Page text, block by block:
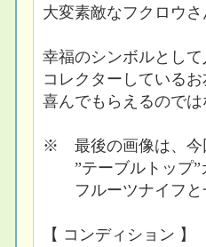
大変素敵なフクロウ
幸福のシンボルとし
コレクターしている
喜んでもらえるので
※ 最後の画像は、今
”テーブルトップ”
フルーツナイフと
【 コンディション 】